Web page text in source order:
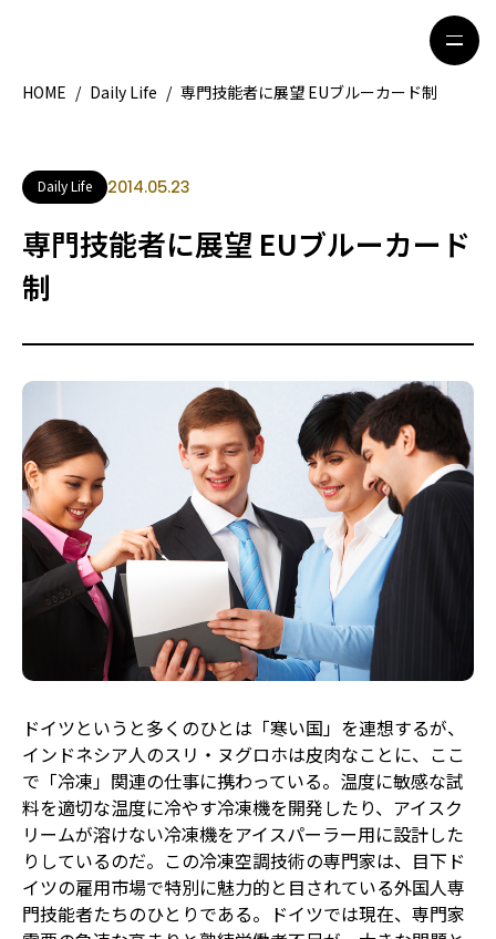
HOME
地域別ガイド
観光ガイド
留学＆キャリア
著者一覧
HOME / Daily Life / 専門技能者に展望 EUブルーカード制
Daily Life 2014.05.23
専門技能者に展望 EUブルーカード
制
ドイツというと多くのひとは「寒い国」を連想するが、
インドネシア人のスリ・ヌグロホは皮肉なことに、ここ
で「冷凍」関連の仕事に携わっている。温度に敏感な試
料を適切な温度に冷やす冷凍機を開発したり、アイスク
リームが溶けない冷凍機をアイスパーラー用に設計した
りしているのだ。この冷凍空調技術の専門家は、目下ド
イツの雇用市場で特別に魅力的と目されている外国人専
門技能者たちのひとりである。ドイツでは現在、専門家